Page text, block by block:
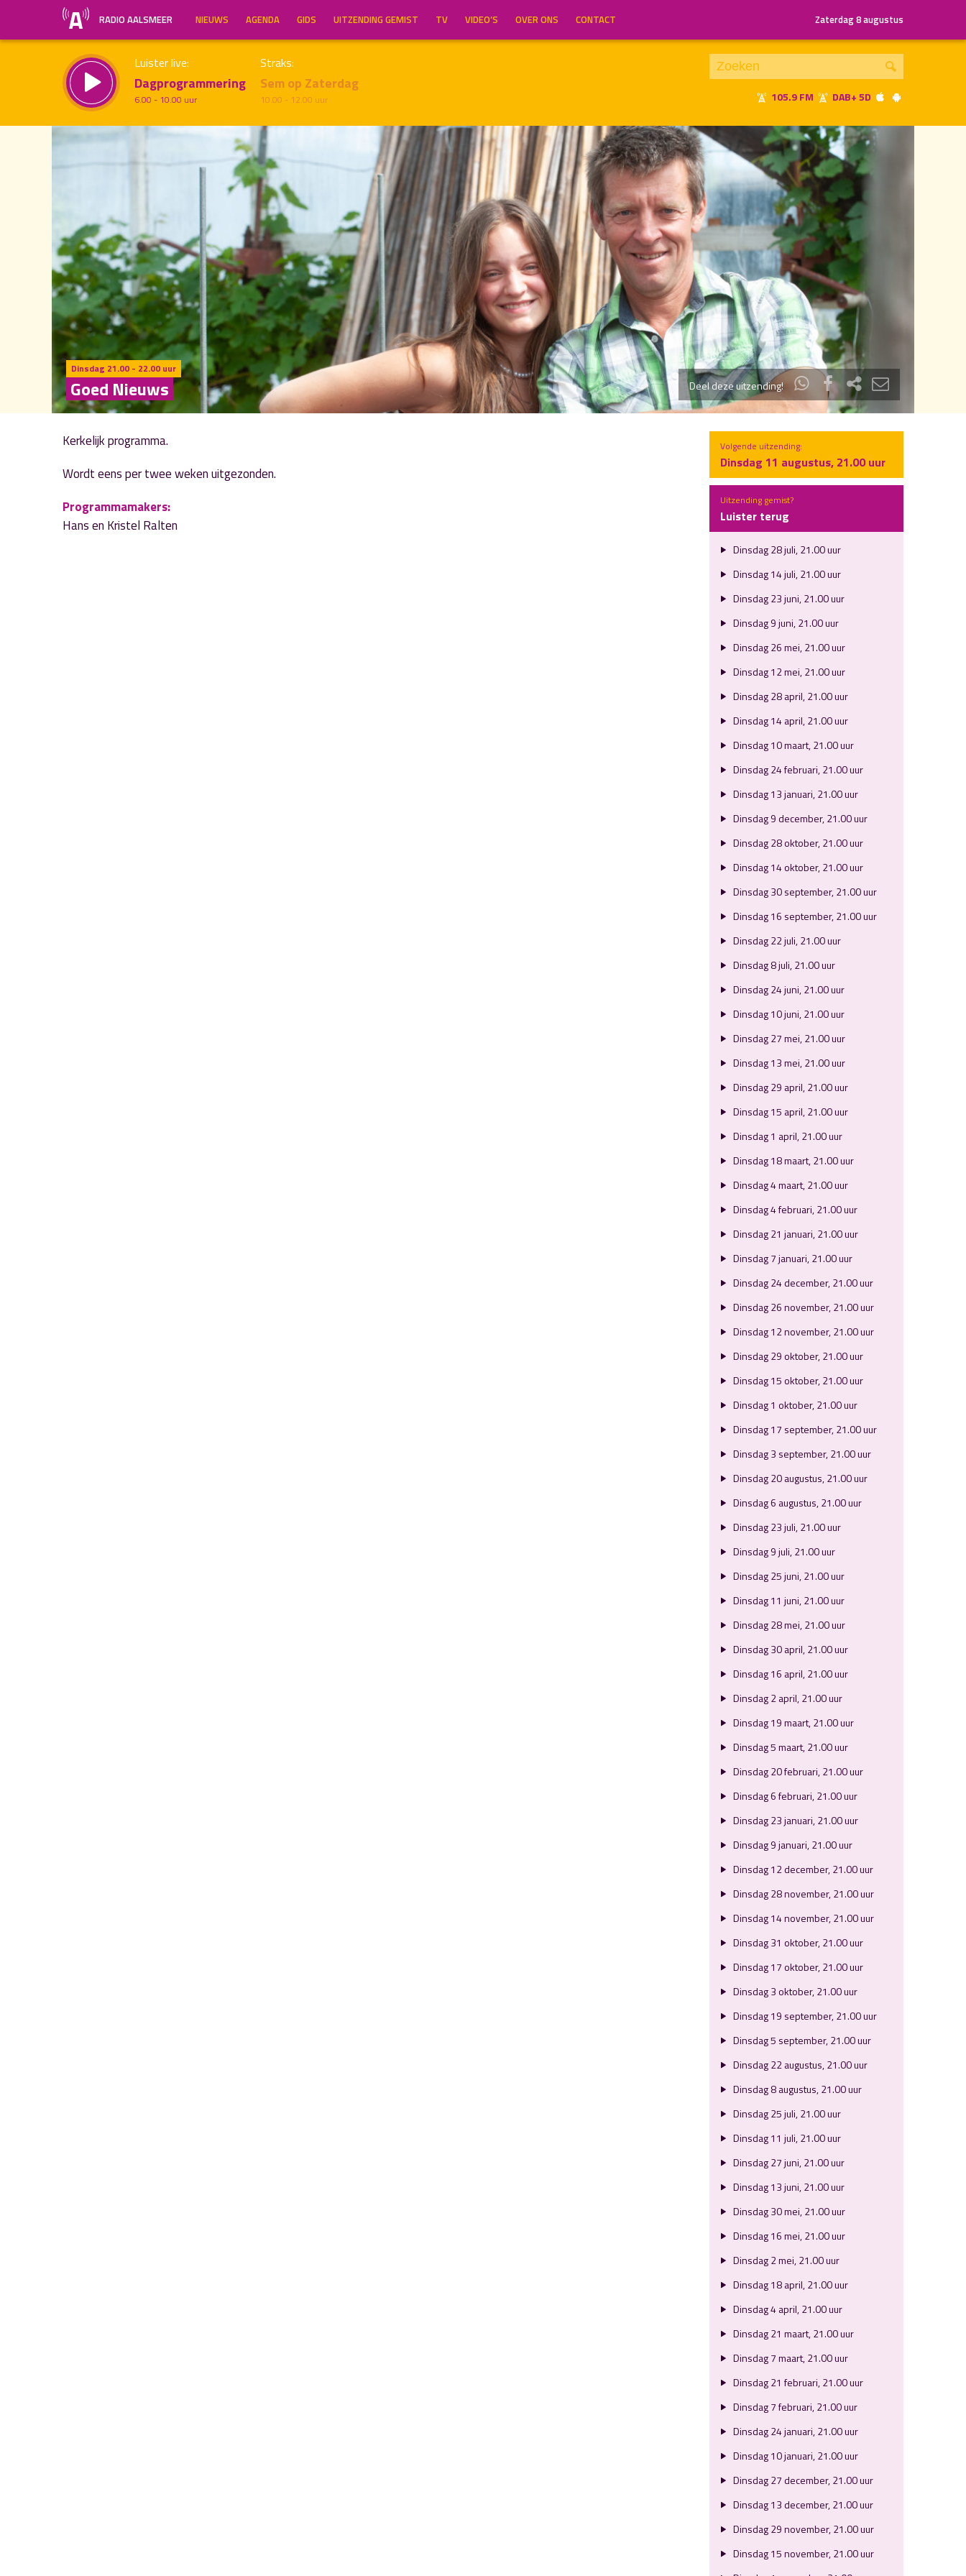
RADIO AALSMEER NIEUWS AGENDA GIDS UITZENDING GEMIST TV VIDEO’S OVER ONS CONTACT Zaterdag 8 augustus
Luister live:
Dagprogrammering
6.00 - 10.00 uur
Straks:
Sem op Zaterdag
10.00 - 12.00 uur 105.9 FM DAB+ 5D
22.00
Je luistert nu naaruur 1 van 1
Vorig uur Volgend uur
Dinsdag 21.00 - 22.00 uur
Goed Nieuws Deel deze uitzending!
Kerkelijk programma.
Wordt eens per twee weken uitgezonden.
Programmamakers:
Hans en Kristel Ralten
Volgende uitzending:
Dinsdag 11 augustus, 21.00 uur
Uitzending gemist?
Luister terug
Dinsdag 28 juli, 21.00 uur
Dinsdag 14 juli, 21.00 uur
Dinsdag 23 juni, 21.00 uur
Dinsdag 9 juni, 21.00 uur
Dinsdag 26 mei, 21.00 uur
Dinsdag 12 mei, 21.00 uur
Dinsdag 28 april, 21.00 uur
Dinsdag 14 april, 21.00 uur
Dinsdag 10 maart, 21.00 uur
Dinsdag 24 februari, 21.00 uur
Dinsdag 13 januari, 21.00 uur
Dinsdag 9 december, 21.00 uur
Dinsdag 28 oktober, 21.00 uur
Dinsdag 14 oktober, 21.00 uur
Dinsdag 30 september, 21.00 uur
Dinsdag 16 september, 21.00 uur
Dinsdag 22 juli, 21.00 uur
Dinsdag 8 juli, 21.00 uur
Dinsdag 24 juni, 21.00 uur
Dinsdag 10 juni, 21.00 uur
Dinsdag 27 mei, 21.00 uur
Dinsdag 13 mei, 21.00 uur
Dinsdag 29 april, 21.00 uur
Dinsdag 15 april, 21.00 uur
Dinsdag 1 april, 21.00 uur
Dinsdag 18 maart, 21.00 uur
Dinsdag 4 maart, 21.00 uur
Dinsdag 4 februari, 21.00 uur
Dinsdag 21 januari, 21.00 uur
Dinsdag 7 januari, 21.00 uur
Dinsdag 24 december, 21.00 uur
Dinsdag 26 november, 21.00 uur
Dinsdag 12 november, 21.00 uur
Dinsdag 29 oktober, 21.00 uur
Dinsdag 15 oktober, 21.00 uur
Dinsdag 1 oktober, 21.00 uur
Dinsdag 17 september, 21.00 uur
Dinsdag 3 september, 21.00 uur
Dinsdag 20 augustus, 21.00 uur
Dinsdag 6 augustus, 21.00 uur
Dinsdag 23 juli, 21.00 uur
Dinsdag 9 juli, 21.00 uur
Dinsdag 25 juni, 21.00 uur
Dinsdag 11 juni, 21.00 uur
Dinsdag 28 mei, 21.00 uur
Dinsdag 30 april, 21.00 uur
Dinsdag 16 april, 21.00 uur
Dinsdag 2 april, 21.00 uur
Dinsdag 19 maart, 21.00 uur
Dinsdag 5 maart, 21.00 uur
Dinsdag 20 februari, 21.00 uur
Dinsdag 6 februari, 21.00 uur
Dinsdag 23 januari, 21.00 uur
Dinsdag 9 januari, 21.00 uur
Dinsdag 12 december, 21.00 uur
Dinsdag 28 november, 21.00 uur
Dinsdag 14 november, 21.00 uur
Dinsdag 31 oktober, 21.00 uur
Dinsdag 17 oktober, 21.00 uur
Dinsdag 3 oktober, 21.00 uur
Dinsdag 19 september, 21.00 uur
Dinsdag 5 september, 21.00 uur
Dinsdag 22 augustus, 21.00 uur
Dinsdag 8 augustus, 21.00 uur
Dinsdag 25 juli, 21.00 uur
Dinsdag 11 juli, 21.00 uur
Dinsdag 27 juni, 21.00 uur
Dinsdag 13 juni, 21.00 uur
Dinsdag 30 mei, 21.00 uur
Dinsdag 16 mei, 21.00 uur
Dinsdag 2 mei, 21.00 uur
Dinsdag 18 april, 21.00 uur
Dinsdag 4 april, 21.00 uur
Dinsdag 21 maart, 21.00 uur
Dinsdag 7 maart, 21.00 uur
Dinsdag 21 februari, 21.00 uur
Dinsdag 7 februari, 21.00 uur
Dinsdag 24 januari, 21.00 uur
Dinsdag 10 januari, 21.00 uur
Dinsdag 27 december, 21.00 uur
Dinsdag 13 december, 21.00 uur
Dinsdag 29 november, 21.00 uur
Dinsdag 15 november, 21.00 uur